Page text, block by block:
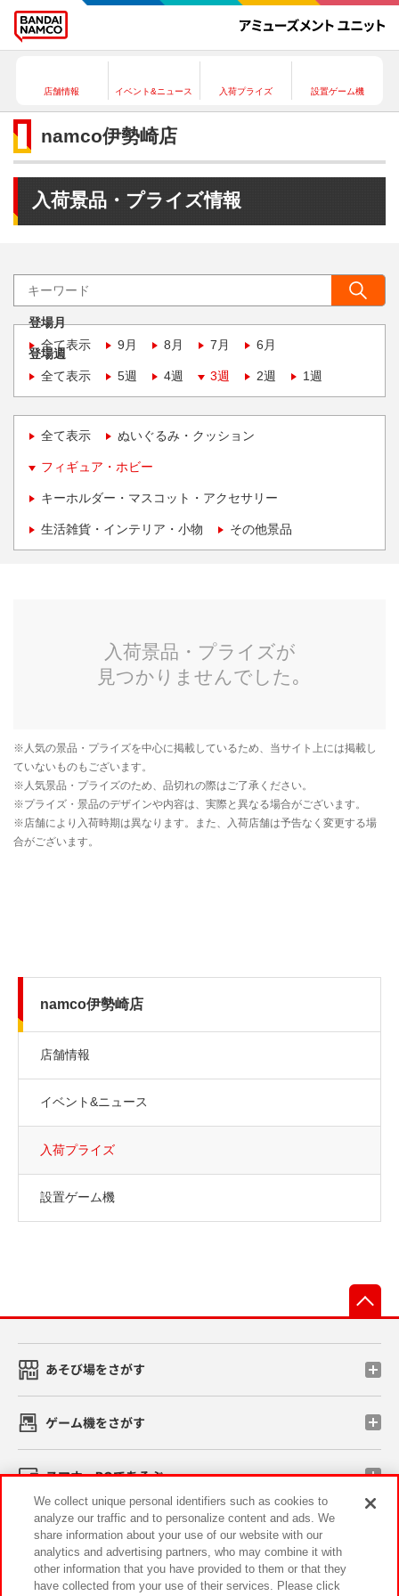
店舗情報 イベント&ニュース 入荷プライズ 設置ゲーム機
namco伊勢崎店
入荷景品・プライズ情報
登場月
全て表示
9月 8月 7月 6月
登場週
全て表示
5週 4週 3週 2週 1週
全て表示 ぬいぐるみ・クッション
フィギュア・ホビー
キーホルダー・マスコット・アクセサリー
生活雑貨・インテリア・小物 その他景品
namco伊勢崎店
店舗情報
イベント&ニュース
入荷プライズ
設置ゲーム機
あそび場をさがす
ゲーム機をさがす
スマホ・PCであそぶ
イベント・キャンペーン
We collect unique personal identifiers such as cookies to
analyze our traffic and to personalize content and ads. We
share information about your use of our website with our
analytics and advertising partners, who may combine it with
other information that you have provided to them or that they
have collected from your use of their services. Please click